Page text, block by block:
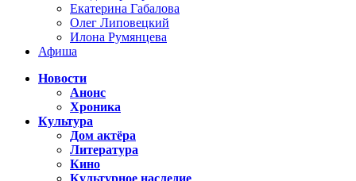
Екатерина Габалова
Олег Липовецкий
Илона Румянцева
Афиша
Новости
Анонс
Хроника
Культура
Дом актёра
Литература
Кино